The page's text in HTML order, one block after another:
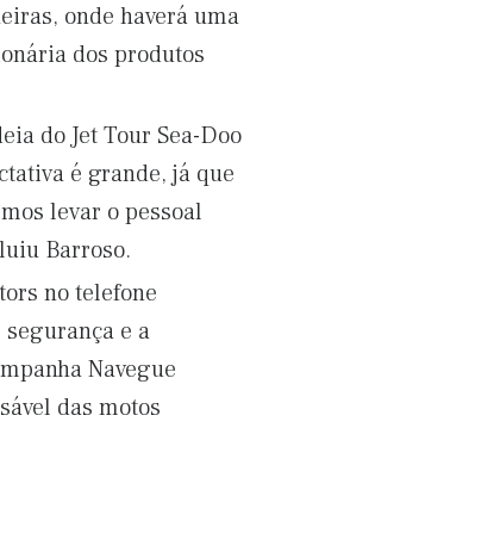
onde haverá uma
dos produtos
do Jet Tour Sea-Doo
é grande, já que
levar o pessoal
Barroso.
no telefone
e a
Navegue
das motos